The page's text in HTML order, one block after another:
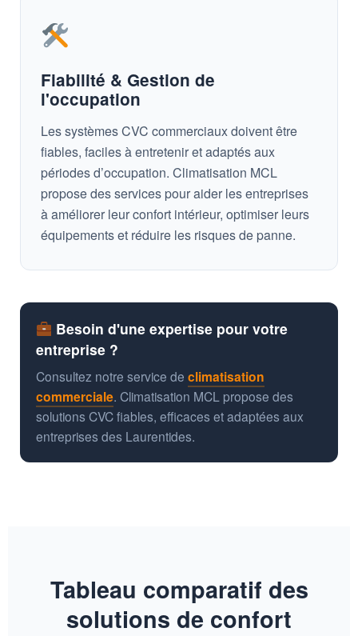
Fiabilité & Gestion de
l'occupation
Les systèmes CVC commerciaux doivent être
fiables, faciles à entretenir et adaptés aux
périodes d’occupation. Climatisation MCL
propose des services pour aider les entreprises
à améliorer leur confort intérieur, optimiser leurs
équipements et réduire les risques de panne.
Besoin d'une expertise pour votre
entreprise ?
Consultez notre service de climatisation
commerciale. Climatisation MCL propose des
solutions CVC fiables, efficaces et adaptées aux
entreprises des Laurentides.
Tableau comparatif des
solutions de confort